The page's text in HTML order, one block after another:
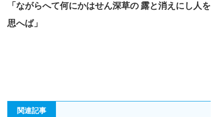
「ながらへて何にかはせん深草の 露と消えにし人を
思へば」
関連記事